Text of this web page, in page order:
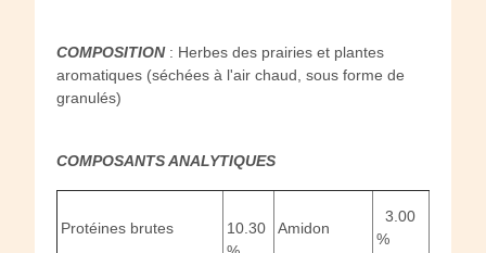
COMPOSITION: Herbes des prairies et plantes
aromatiques (séchées à l'air chaud, sous forme de
granulés)
COMPOSANTS ANALYTIQUES
Protéines brutes
10.30
Amidon
3.00
%